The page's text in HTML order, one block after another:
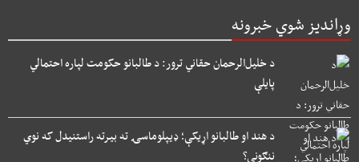
وړاندیز شوي خبرونه
د خلیل‌الرحمان حقاني ترور: د طالبانو حکومت لپاره احتمالي
پایلې
د هند او طالبانو اړیکې؛ ډیپلوماسۍ ته بیرته راستنیدل که نوي
ننګونې؟